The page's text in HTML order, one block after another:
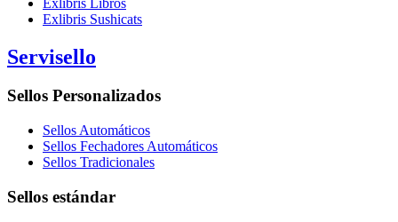
Exlibris Sushicats
Servisello
Sellos Personalizados
Sellos Automáticos
Sellos Fechadores Automáticos
Sellos Tradicionales
Sellos estándar